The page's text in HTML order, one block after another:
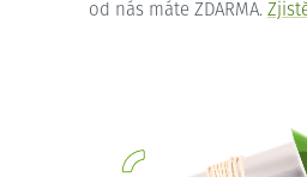
od nás máte ZDARMA.